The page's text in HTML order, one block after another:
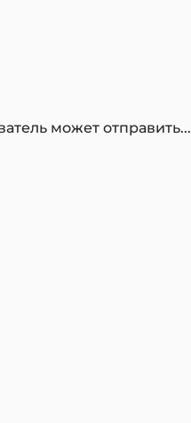
может отправить...